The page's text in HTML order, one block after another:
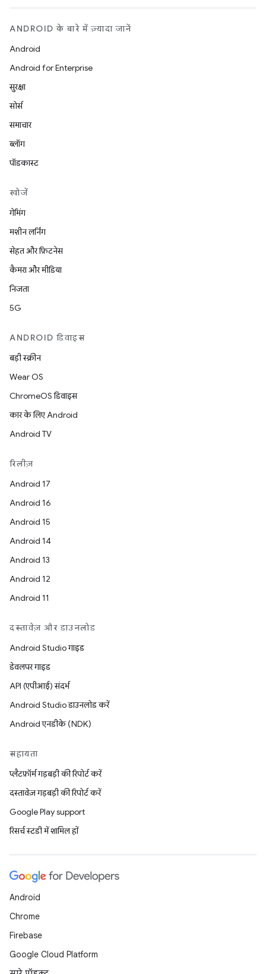
ANDROID के बारे में ज़्यादा जानें
Android
Android for Enterprise
सुरक्षा
सोर्स
समाचार
ब्लॉग
पॉडकास्ट
खोजें
गेमिंग
मशीन लर्निंग
सेहत और फ़िटनेस
कैमरा और मीडिया
निजता
5G
ANDROID डिवाइस
बड़ी स्क्रीन
Wear OS
ChromeOS डिवाइस
कार के लिए Android
Android TV
रिलीज़
Android 17
Android 16
Android 15
Android 14
Android 13
Android 12
Android 11
दस्तावेज़ और डाउनलोड
Android Studio गाइड
डेवलपर गाइड
API (एपीआई) संदर्भ
Android Studio डाउनलोड करें
Android एनडीके (NDK)
सहायता
प्लैटफ़ॉर्म गड़बड़ी की रिपोर्ट करें
दस्तावेज़ गड़बड़ी की रिपोर्ट करें
Google Play support
रिसर्च स्टडी में शामिल हों
Android
Chrome
Firebase
Google Cloud Platform